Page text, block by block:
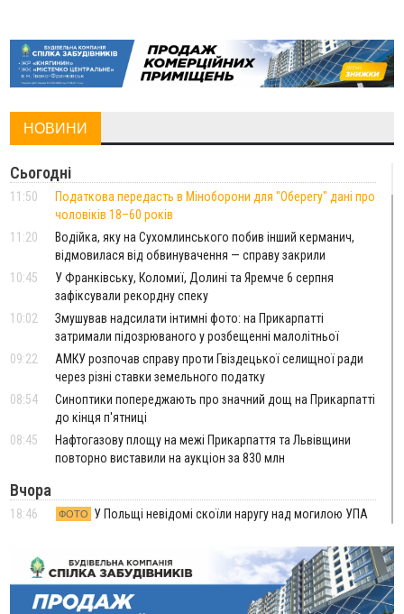
НОВИНИ
Сьогодні
11:50
Податкова передасть в Міноборони для "Оберегу" дані про
чоловіків 18–60 років
11:20
Водійка, яку на Сухомлинського побив інший керманич,
відмовилася від обвинувачення — справу закрили
10:45
У Франківську, Коломиї, Долині та Яремче 6 серпня
зафіксували рекордну спеку
10:02
Змушував надсилати інтимні фото: на Прикарпатті
затримали підозрюваного у розбещенні малолітньої
09:22
АМКУ розпочав справу проти Гвіздецької селищної ради
через різні ставки земельного податку
08:54
Синоптики попереджають про значний дощ на Прикарпатті
до кінця п'ятниці
08:45
Нафтогазову площу на межі Прикарпаття та Львівщини
повторно виставили на аукціон за 830 млн
Вчора
18:46 ФОТО
У Польщі невідомі скоїли наругу над могилою УПА
17:17
ВІДЕО Скарби Музею писанкового розпису побачать
далеко за межами Коломиї